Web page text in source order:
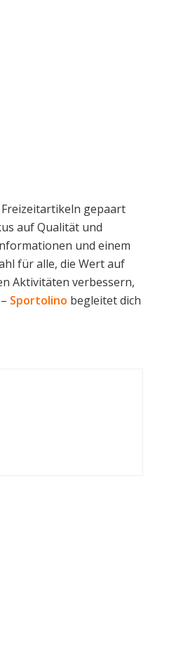
gepaart
auf Qualität und
und einem
für alle, die Wert auf
Aktivitäten verbessern,
Sportolino begleitet dich